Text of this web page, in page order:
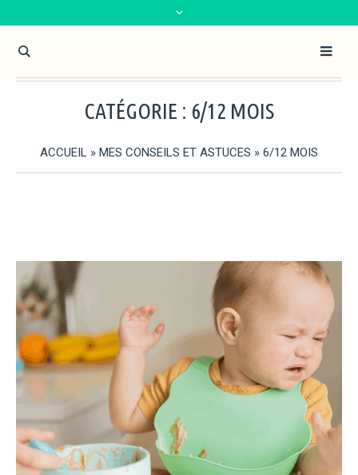
CATÉGORIE : 6/12 MOIS
ACCUEIL » MES CONSEILS ET ASTUCES » 6/12 MOIS